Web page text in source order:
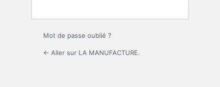
Mot de passe oublié ?
← Aller sur LA MANUFACTURE.